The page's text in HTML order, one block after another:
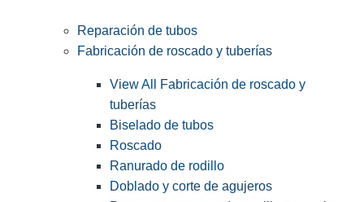
Reparación de tubos
Fabricación de roscado y tuberías
View All Fabricación de roscado y
tuberías
Biselado de tubos
Roscado
Ranurado de rodillo
Doblado y corte de agujeros